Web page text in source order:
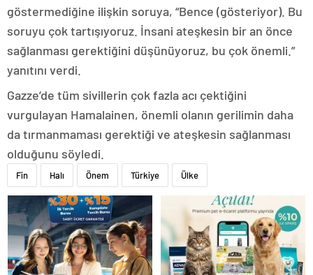
göstermediğine ilişkin soruya, “Bence (gösteriyor). Bu
soruyu çok tartışıyoruz. İnsani ateşkesin bir an önce
sağlanması gerektiğini düşünüyoruz, bu çok önemli.”
yanıtını verdi.
Gazze’de tüm sivillerin çok fazla acı çektiğini
vurgulayan Hamalainen, önemli olanın gerilimin daha
da tırmanmaması gerektiği ve ateşkesin sağlanması
olduğunu söyledi.
Fin Halı Önem Türkiye Ülke